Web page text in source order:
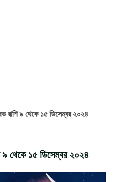
রাশি ৯ থেকে ১৫ ডিসেম্বর ২০২৪
৯ থেকে ১৫ ডিসেম্বর ২০২৪